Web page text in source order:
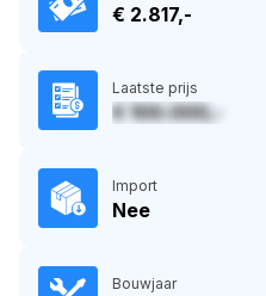
€ 2.817,-
Laatste prijs
€ 100.000,-
Import
Nee
Bouwjaar